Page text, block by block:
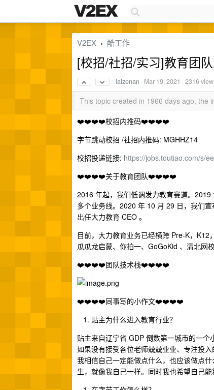
V2EX › 酷工作
[校招/社招/实习]教育团
laizenan · Mar 19, 2021 · 2316
This topic created in 1966 days ago, the
❤️❤️❤️❤️校招内推码❤️❤️❤️❤️
字节跳动校招 /社招内推码: MGHHZ14
校招投递链接: https://jobs.toutiao.com/s/
❤️❤️❤️❤️关于教育团队❤️❤️❤️❤️
2016 年起，我们低调发力教育赛道。
多个业务线。2020 年 10 月 29 日，我们
出任大力教育 CEO 。
目前，大力教育业务已经横跨 Pre-K，
瓜瓜龙启蒙、你拍一、GoGoKid 、清北网
❤️❤️❤️❤️团队技术栈❤️❤️❤️❤️
❤️❤️❤️❤️同事写的小作文❤️❤️❤️❤️
贴主为什么进入教育行业？
贴主来自辽宁省 GDP 倒数第一城市的一个
如果没有接受各位老师兢兢业业、专注投
我相信自己一定能做点什么，也应该做点
生，就像我自己一样。同时我也希望自己